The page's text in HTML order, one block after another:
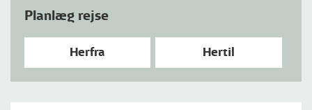
Planlæg rejse
Herfra Hertil